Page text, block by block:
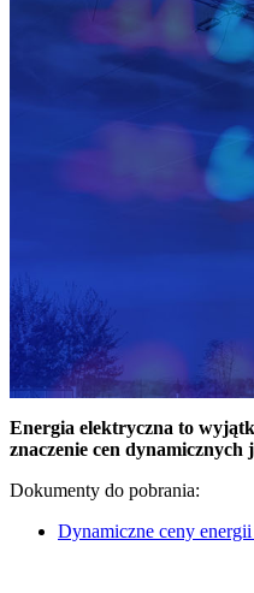
Energia elektryczna to
znaczenie cen
Dokumenty do pobrania:
Dynamiczne ceny